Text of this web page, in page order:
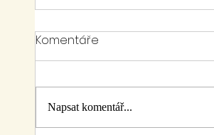
Komentáře
Napsat komentář...